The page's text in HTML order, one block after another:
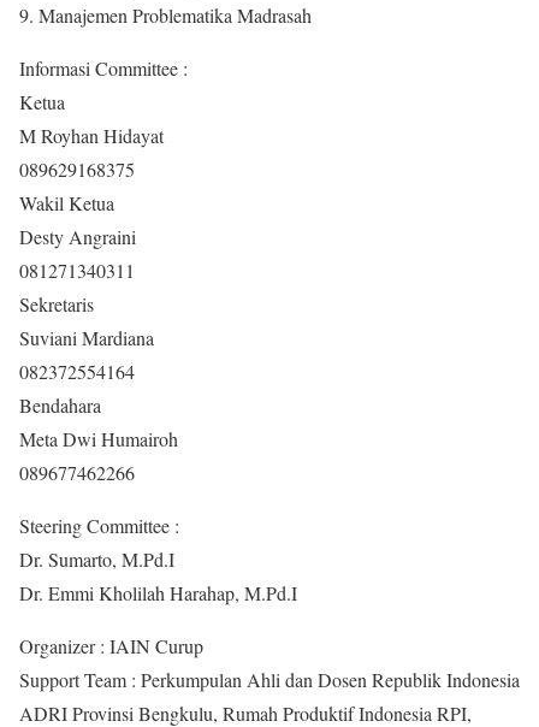
9. Manajemen Problematika Madrasah
Informasi Committee :
Ketua
M Royhan Hidayat
089629168375
Wakil Ketua
Desty Angraini
081271340311
Sekretaris
Suviani Mardiana
082372554164
Bendahara
Meta Dwi Humairoh
089677462266
Steering Committee :
Dr. Sumarto, M.Pd.I
Dr. Emmi Kholilah Harahap, M.Pd.I
Organizer : IAIN Curup
Support Team : Perkumpulan Ahli dan Dosen Republik Indonesia
ADRI Provinsi Bengkulu, Rumah Produktif Indonesia RPI,